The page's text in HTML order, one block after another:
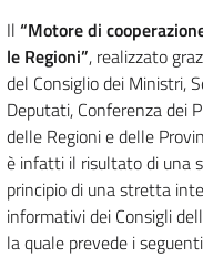
Il “Motore di
le Regioni”, realizzato
del Consiglio dei Ministri,
Deputati, Conferenza dei
delle Regioni e delle
è infatti il risultato di una
principio di una stretta
informativi dei Consigli
la quale prevede i